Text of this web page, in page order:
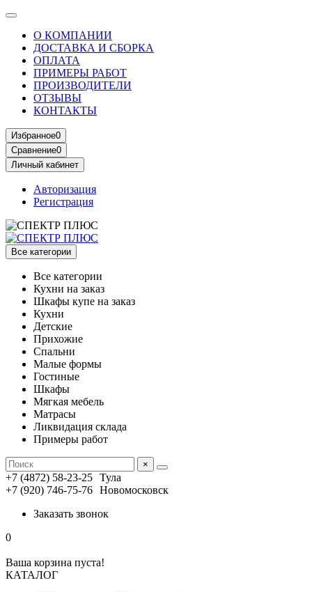
О КОМПАНИИ
ДОСТАВКА И СБОРКА
ОПЛАТА
ПРИМЕРЫ РАБОТ
ПРОИЗВОДИТЕЛИ
ОТЗЫВЫ
КОНТАКТЫ
Избранное0
Сравнение0
Личный кабинет
Авторизация
Регистрация
Все категории
Все категории
Кухни на заказ
Шкафы купе на заказ
Кухни
Детские
Прихожие
Спальни
Малые формы
Гостиные
Шкафы
Мягкая мебель
Матрасы
Ликвидация склада
Примеры работ
×
+7 (4872) 58-23-25 Тула
+7 (920) 746-75-76 Новомосковск
Заказать звонок
0
Ваша корзина пуста!
КАТАЛОГ